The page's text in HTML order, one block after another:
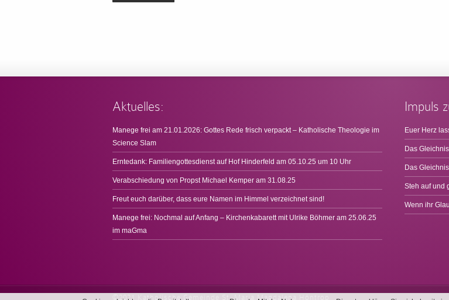
Aktuelles:
Manege frei am 21.01.2026: Gottes Rede frisch verpackt – Katholische Theologie im
Science Slam
Erntedank: Familiengottesdienst auf Hof Hinderfeld am 05.10.25 um 10 Uhr
Verabschiedung von Propst Michael Kemper am 31.08.25
Freut euch darüber, dass eure Namen im Himmel verzeichnet sind!
Manege frei: Nochmal auf Anfang – Kirchenkabarett mit Ulrike Böhmer am 25.06.25
im maGma
Impuls
Euer Herz
Das
Das
Steh auf und
Wenn ihr
©2021 Katholische Gemeinde St. Maria Magdalena Höntrop